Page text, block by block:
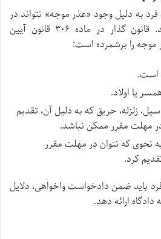
به دلیل وجود «عذر موجه» نتواند در
مهلت قانونی واخواهی کند. قانون گذار در ماده ۳۰۶ قانون آیین
را برشمرده است:
است.
یا اولاد.
زلزله، حریق که به دلیل آن، تقدیم
مهلت مقرر ممکن نباشد.
نحوی که نتوان در مهلت مقرر
کرد.
باید ضمن دادخواست واخواهی، دلایل
ارائه دهد.